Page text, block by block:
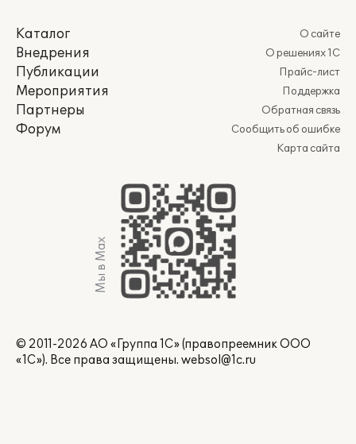
Каталог
Внедрения
Публикации
Мероприятия
Партнеры
Форум
О сайте
О решениях 1С
Прайс-лист
Поддержка
Обратная связь
Сообщить об ошибке
Карта сайта
Мы в Max
© 2011-2026 АО «Группа 1С» (правопреемник ООО
«1С»). Все права защищены. websol@1c.ru